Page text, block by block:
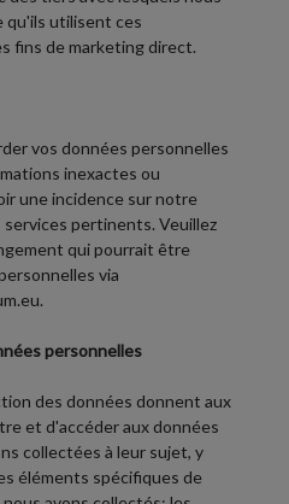
qu'ils utilisent ces
fins de marketing direct.
vos données personnelles
inexactes ou
une incidence sur notre
pertinents. Veuillez
qui pourrait être
via
personnelles
des données donnent aux
et d'accéder aux données
collectées à leur sujet, y
éléments spécifiques de